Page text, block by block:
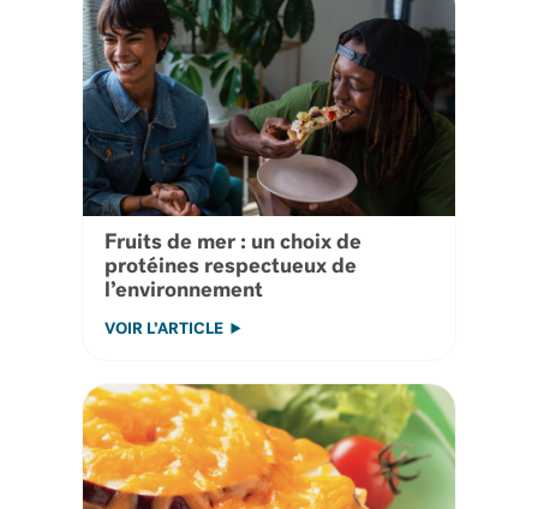
Fruits de mer : un choix de
protéines respectueux de
l’environnement
VOIR L’ARTICLE